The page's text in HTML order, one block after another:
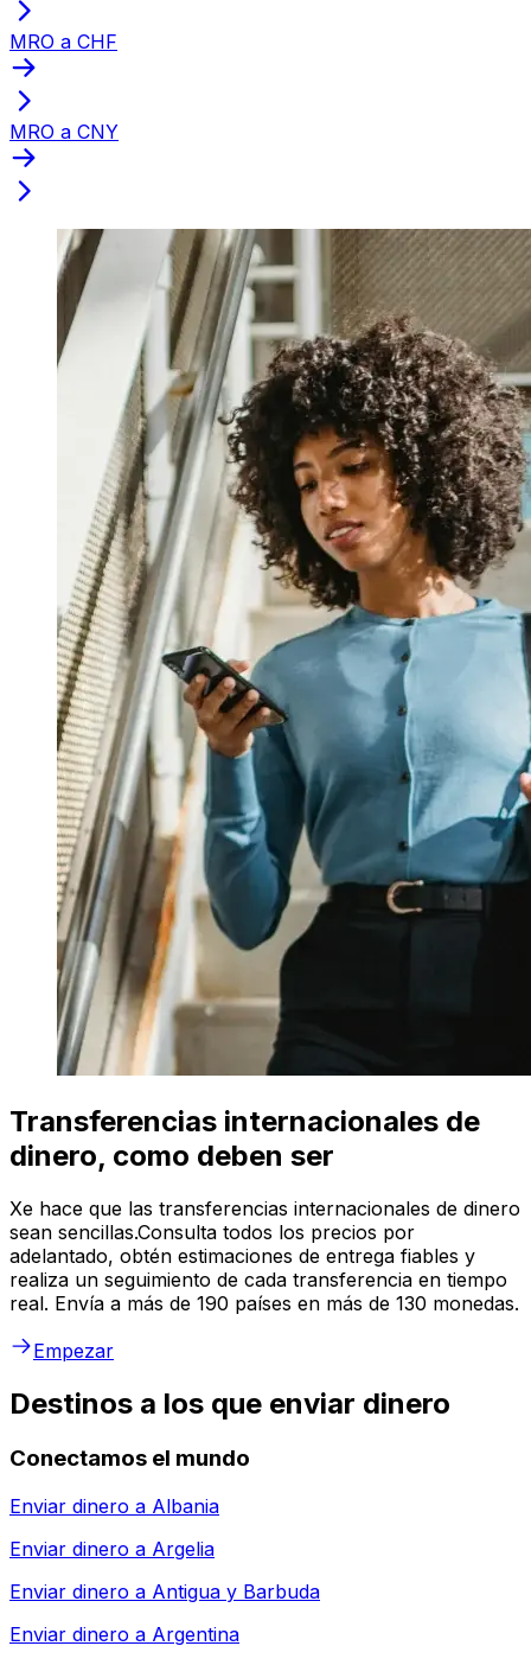
MRO a CHF
MRO a CNY
Transferencias internacionales de
dinero, como deben ser
Xe hace que las transferencias internacionales de dinero
sean sencillas.Consulta todos los precios por
adelantado, obtén estimaciones de entrega fiables y
realiza un seguimiento de cada transferencia en tiempo
real. Envía a más de 190 países en más de 130 monedas.
Empezar
Destinos a los que enviar dinero
Conectamos el mundo
Enviar dinero a Albania
Enviar dinero a Argelia
Enviar dinero a Antigua y Barbuda
Enviar dinero a Argentina